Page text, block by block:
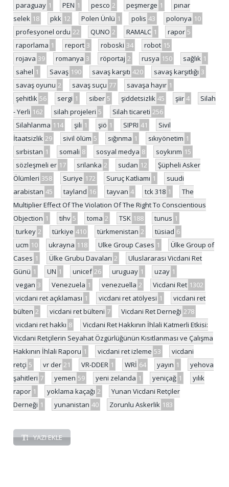
paraguay 1 PEN 1 pesco 2 peşmerge 1
pınar
selek 18 pkk 12 Polen Ünlü 1 polis 43 polonya 10
profesyonel ordu 22 QUNO 2 RAMALC 1 rapor 5
raporlama 1 report 3 roboski 34 robot 15
rojava 39 romanya 3 röportaj 2 rusya 150 sağlık 1
sahel 1 Savaş 190 savaş karşıtı 420 savaş karşıtlığı 3
savaş oyunu 2 savaş suçu 77 savaşa hayır 1
şehitlik 56 sergi 1 siber 5 şiddetsizlik 45 şiir 4
Silah
- Yerli 162 silah projeleri 5 Silah ticareti 256
Silahlanma 114 şili 1 şiö 1 SIPRI 41
Sivil
İtaatsizlik 29 sivil ölüm 5 sığınma 1 sıkıyönetim 1
sırbistan 1 somali 8 sosyal medya 8 soykırım 15
sözleşmeli er 17 srilanka 2 sudan 12
Şüpheli Asker
Ölümleri 358 Suriye 172 Suruç Katliamı 1
suudi
arabistan 45 tayland 16 tayvan 4 tck 318 1
The
Multiplier Effect Of The Violation Of The Right To Conscientious
Objection 1 tihv 5 toma 2 TSK 188 tunus 1
turkey 2 türkiye 410 türkmenistan 2 tüsiad 6
ucm 10 ukrayna 118 Ulke Group Cases 1
Ülke Group of
Cases 1 Ülke Grubu Davaları 2
Uluslararası Vicdani Ret
Günü 1 UN 1 unicef 26 uruguay 1 uzay 1
vegan 3 Venezuela 1 venezuella 2 Vicdani Ret 1302
vicdani ret açıklaması 1 vicdani ret atölyesi 1
vicdani ret
bülten 2 vicdani ret bülteni 7 Vicdani Ret Derneği 278
vicdani ret hakkı 8
Vicdani Ret Hakkının İhlali Katmerli Etkisi:
Vicdani Retçilerin Seyahat Özgürlüğünün Kısıtlanması ve Çalışma
Hakkının İhlali Raporu 1 vicdani ret izleme 53
vicdani
retçi 5 vr der 21 VR-DDER 1 WRİ 64 yayın 1
yehova
şahitleri 7 yemen 59 yeni zelanda 1 yeniçağ 1
yılık
rapor 1 yoklama kaçağı 2
Yunan Vicdani Retçiler
Derneği 1 yunanistan 40 Zorunlu Askerlik 183
YAZI EKLE